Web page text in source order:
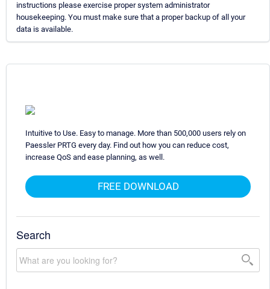
instructions please exercise proper system administrator
housekeeping. You must make sure that a proper backup of all your
data is available.
Intuitive to Use. Easy to manage. More than 500,000 users rely on
Paessler PRTG every day. Find out how you can reduce cost,
increase QoS and ease planning, as well.
FREE DOWNLOAD
Search